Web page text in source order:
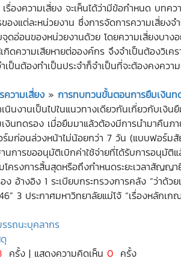
องความเสี่ยง จะเห็นได้ว่ามีข้อกำหนด บทค
องแต่ละหน่วยงาน ซึ่งการจัดการความเสี่ย
ดอ่อนของหน่วยงานด้วย โดยความเสี่ยงบาง
กิดความเสียหายต่อองค์กร จึงจำเป็นต้องวิ
นต้องทำเป็นประจำก็จำเป็นที่จะต้องคงคว
ความเสี่ยง » การทบทวนขั้นตอนการยืมเงิน
เนินงานเป็นไปในแนวทางเดียวกันเกี่ยวกับ
เงินทดรอง เมื่อยืมมาแล้วต้องมีการนำมาคื
ก่อนล่วงหน้าไม่น้อยกว่า 7 วัน (แบบฟอร์มสั
ารขออนุมัติเบิกค่าใช้จ่ายที่ได้รับการอนุมัติ
ครงการสิ้นสุดหรือถึงกำหนดระยะเวลาสัญญ
อ้างอิง 1 ระเบียบกระทรวงการคลัง “ว่าด้ว
3 ประกาศมหาวิทยาลัยแม่โจ้ “เรื่องหลักเ
รถนะบุคลากร
ครั้ง | แสดงความคิดเห็น 0 ครั้ง